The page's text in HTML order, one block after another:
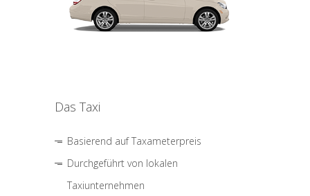
Das Taxi
Basierend auf Taxameterpreis
Durchgeführt von lokalen
Taxiunternehmen